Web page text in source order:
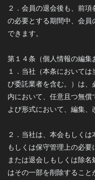
２．会員の退会後も、前
の必要とする期間中、会
できます。
第１４条（個人情報の編集
１．当社（本条において
び委託業者を含む。）は、
内において、任意且つ無
よび形式において、編集、
２．当社は、本会もしく
もしくは保守管理上の必
または退会しもしくは除
はその一部を削除すること